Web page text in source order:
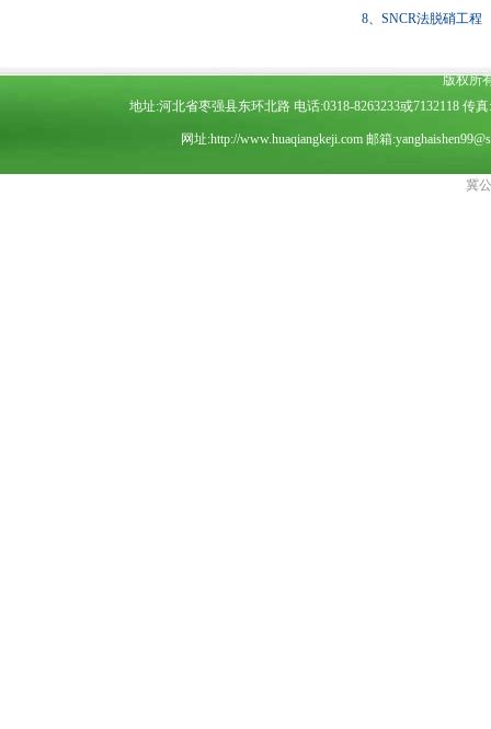
8、SNCR法脱硝工程
版权所
地址:河北省枣强县东环北路 电话:0318-8263233或7132118 传
网址:http://www.huaqiangkeji.com邮箱:
冀